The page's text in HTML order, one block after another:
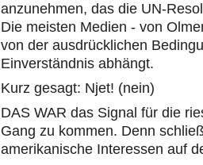
anzunehmen, das die UN-
Die meisten Medien - von
von der ausdrücklichen
Einverständnis abhängt.
Kurz gesagt: Njet! (nein)
DAS WAR das Signal für die
Gang zu kommen. Denn
amerikanische Interessen auf